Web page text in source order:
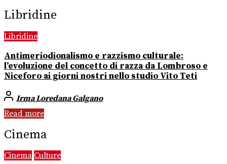
Libridine
Libridine
Antimeriodionalismo e razzismo culturale:
l’evoluzione del concetto di razza da Lombroso e
Niceforo ai giorni nostri nello studio Vito Teti
Irma Loredana Galgano
Read more
Cinema
Cinema Culture